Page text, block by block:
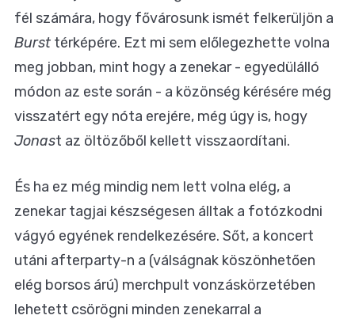
fél számára, hogy fővárosunk ismét felkerüljön a
Burst térképére. Ezt mi sem előlegezhette volna
meg jobban, mint hogy a zenekar - egyedülálló
módon az este során - a közönség kérésére még
visszatért egy nóta erejére, még úgy is, hogy
Jonast az öltözőből kellett visszaordítani.
És ha ez még mindig nem lett volna elég, a
zenekar tagjai készségesen álltak a fotózkodni
vágyó egyének rendelkezésére. Sőt, a koncert
utáni afterparty-n a (válságnak köszönhetően
elég borsos árú) merchpult vonzáskörzetében
lehetett csörögni minden zenekarral a